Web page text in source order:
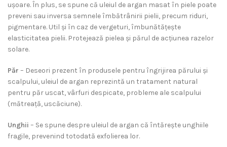
ușoare. În plus, se spune că uleiul de argan masat în piele poate
preveni sau inversa semnele îmbătrânirii pielii, precum riduri,
pigmentare. Util și în caz de vergeturi, îmbunătățește
elasticitatea pielii. Protejează pielea și părul de acțiunea razelor
solare.
Păr – Deseori prezent în produsele pentru îngrijirea părului și
scalpului, uleiul de argan reprezintă un tratament natural
pentru păr uscat, vârfuri despicate, probleme ale scalpului
(mătreață, uscăciune).
Unghii – Se spune despre uleiul de argan că întărește unghiile
fragile, prevenind totodată exfolierea lor.